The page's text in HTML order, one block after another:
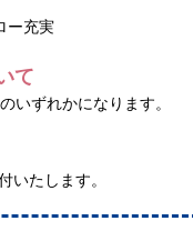
ー充実
て
いずれかになります。
いたします。